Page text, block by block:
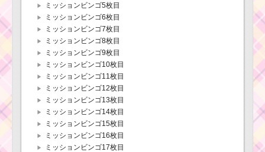
ミッションビンゴ5枚目
ミッションビンゴ6枚目
ミッションビンゴ7枚目
ミッションビンゴ8枚目
ミッションビンゴ9枚目
ミッションビンゴ10枚目
ミッションビンゴ11枚目
ミッションビンゴ12枚目
ミッションビンゴ13枚目
ミッションビンゴ14枚目
ミッションビンゴ15枚目
ミッションビンゴ16枚目
ミッションビンゴ17枚目